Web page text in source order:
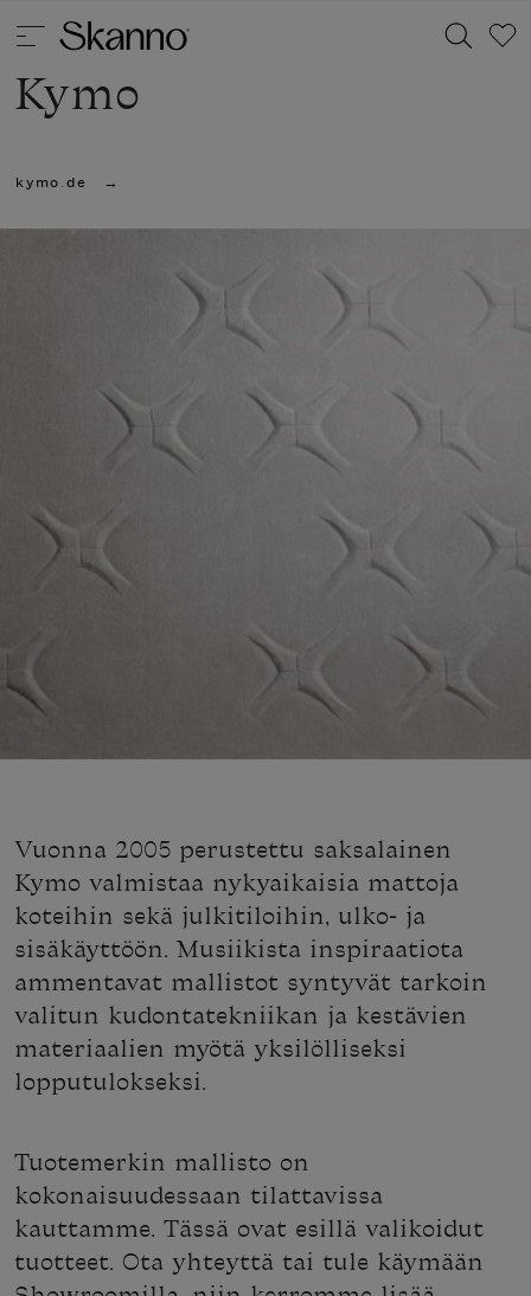
Haku
Type 2 or more characters for results.
Kymo
kymo.de
Vuonna 2005 perustettu saksalainen
Kymo valmistaa nykyaikaisia mattoja
koteihin sekä julkitiloihin, ulko- ja
sisäkäyttöön. Musiikista inspiraatiota
ammentavat mallistot syntyvät tarkoin
valitun kudontatekniikan ja kestävien
materiaalien myötä yksilölliseksi
lopputulokseksi.
Tuotemerkin mallisto on
kokonaisuudessaan tilattavissa
kauttamme. Tässä ovat esillä valikoidut
tuotteet. Ota yhteyttä tai tule käymään